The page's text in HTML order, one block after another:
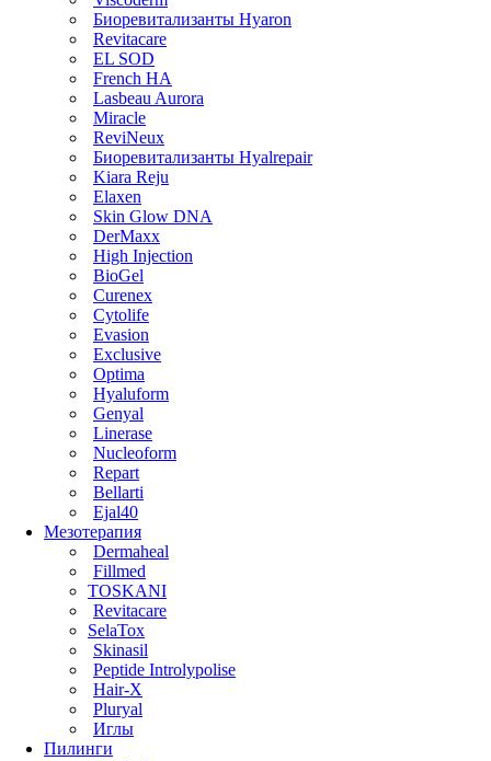
Биоревитализанты Hyaron
Revitacare
EL SOD
French HA
Lasbeau Aurora
Miracle
ReviNeux
Биоревитализанты Hyalrepair
Kiara Reju
Elaxen
Skin Glow DNA
DerMaxx
High Injection
BioGel
Curenex
Cytolife
Evasion
Exclusive
Optima
Hyaluform
Genyal
Linerase
Nucleoform
Repart
Bellarti
Ejal40
Мезотерапия
Dermaheal
Fillmed
TOSKANI
Revitacare
SelaTox
Skinasil
Peptide Introlypolise
Hair-X
Pluryal
Иглы
Пилинги